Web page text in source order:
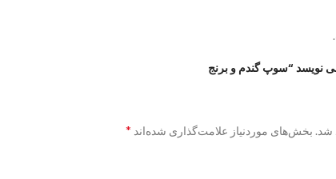
نویسد “سوپ گندم و برنج
شد. بخش‌های موردنیاز علامت‌گذاری شده‌اند *